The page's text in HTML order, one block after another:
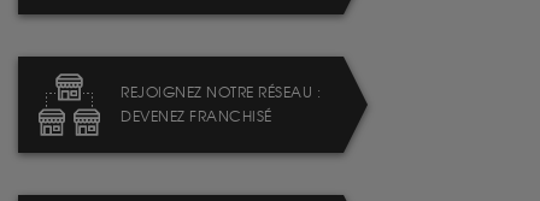
REJOIGNEZ NOTRE RÉSEAU :
DEVENEZ FRANCHISÉ